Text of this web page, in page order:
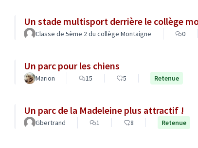
Un stade multisport derrière le collège
Classe de 5ème 2 du collège Montaigne 0
Un parc pour les chiens
Marion 15 5 Retenue
Un parc de la Madeleine plus attractif !
Gbertrand 1 8 Retenue